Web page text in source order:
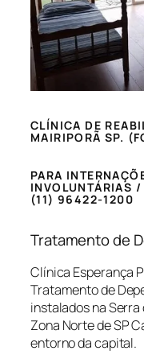
CLÍNICA DE
MAIRIPORÃ SP.
PARA
INVOLUNTÁRIAS
(11) 96422-1200
Tratamento de
Clínica Esperança
Tratamento de
instalados na
Zona Norte de SP
entorno da capital.